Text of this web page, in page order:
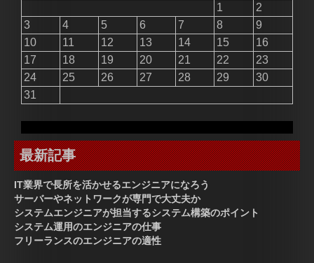
1
2
3
4 5 6 7 8
9
10
11 12 13 14 15
16
17
18 19 20 21 22
23
24
25 26 27 28 29
30
31
最新記事
IT業界で長所を活かせるエンジニアになろう
サーバーやネットワークが専門で大丈夫か
システムエンジニアが担当するシステム構築のポイント
システム運用のエンジニアの仕事
フリーランスのエンジニアの適性